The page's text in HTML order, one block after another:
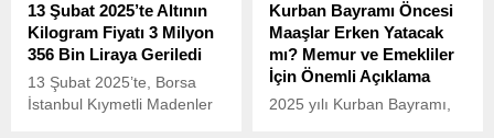
13 Şubat 2025’te Altının
Kilogram Fiyatı 3 Milyon
356 Bin Liraya Geriledi
13 Şubat 2025’te, Borsa
İstanbul Kıymetli Madenler
Kurban Bayramı Öncesi
Maaşlar Erken Yatacak
mı? Memur ve Emekliler
İçin Önemli Açıklama
2025 yılı Kurban Bayramı,